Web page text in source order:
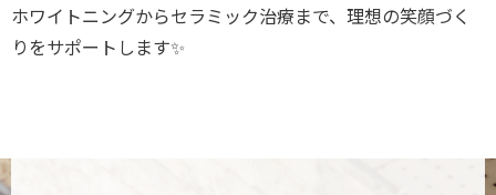
ホワイトニングからセラミック治療まで、理想の笑顔づく
りをサポートします✨